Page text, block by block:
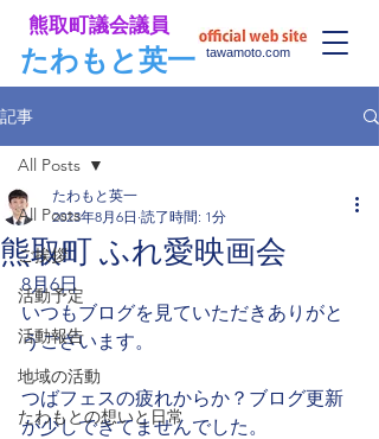
​たわもと英一
​熊取町議会議員
tawamoto.com
記事
All Posts
ご挨拶
活動予定
活動報告
地域の活動
たわもとの想いと日常
All Posts
熊取町 ふれ愛映画会
たわもと英一
2023年8月6日 読了時間: 1分
8月6日
いつもブログを見ていただきありがと
うございます。
つばフェスの疲れからか？ブログ更新
が少しできてませんでした。